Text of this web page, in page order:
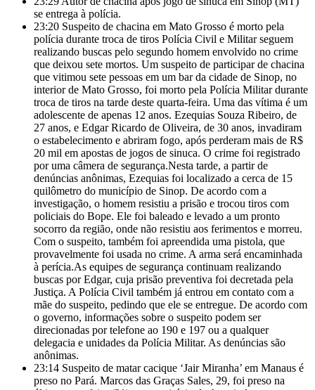
se entrega à polícia.
23:20 Suspeito de chacina em Mato Grosso é morto pela
polícia durante troca de tiros Polícia Civil e Militar seguem
realizando buscas pelo segundo homem envolvido no crime
que deixou sete mortos. Um suspeito de participar de chacina
que vitimou sete pessoas em um bar da cidade de Sinop, no
interior de Mato Grosso, foi morto pela Polícia Militar durante
troca de tiros na tarde deste quarta-feira. Uma das vítima é um
adolescente de apenas 12 anos. Ezequias Souza Ribeiro, de
27 anos, e Edgar Ricardo de Oliveira, de 30 anos, invadiram
o estabelecimento e abriram fogo, após perderam mais de R$
20 mil em apostas de jogos de sinuca. O crime foi registrado
por uma câmera de segurança.Nesta tarde, a partir de
denúncias anônimas, Ezequias foi localizado a cerca de 15
quilômetro do município de Sinop. De acordo com a
investigação, o homem resistiu a prisão e trocou tiros com
policiais do Bope. Ele foi baleado e levado a um pronto
socorro da região, onde não resistiu aos ferimentos e morreu.
Com o suspeito, também foi apreendida uma pistola, que
provavelmente foi usada no crime. A arma será encaminhada
à perícia.As equipes de segurança continuam realizando
buscas por Edgar, cuja prisão preventiva foi decretada pela
Justiça. A Polícia Civil também já entrou em contato com a
mãe do suspeito, pedindo que ele se entregue. De acordo com
o governo, informações sobre o suspeito podem ser
direcionadas por telefone ao 190 e 197 ou a qualquer
delegacia e unidades da Polícia Militar. As denúncias são
anônimas.
23:14 Suspeito de matar cacique ‘Jair Miranha’ em Manaus é
preso no Pará. Marcos das Graças Sales, 29, foi preso na